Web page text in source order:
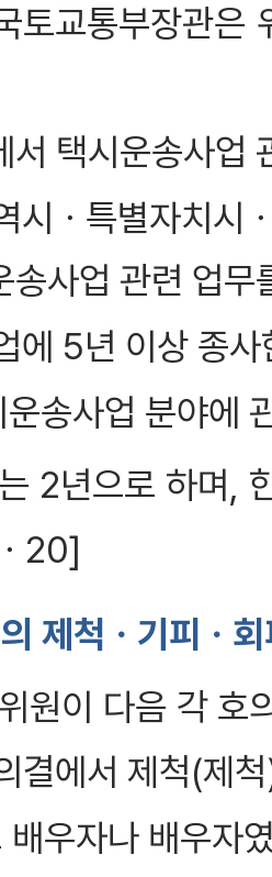
토교통부장관은
서 택시운송사업
시ㆍ특별자치시
송사업 관련 업
에 5년 이상 종사
송사업 분야에
2년으로 하며,
20]
제척ㆍ기피ㆍ
원이 다음 각 호
결에서 제척(제
배우자나 배우자